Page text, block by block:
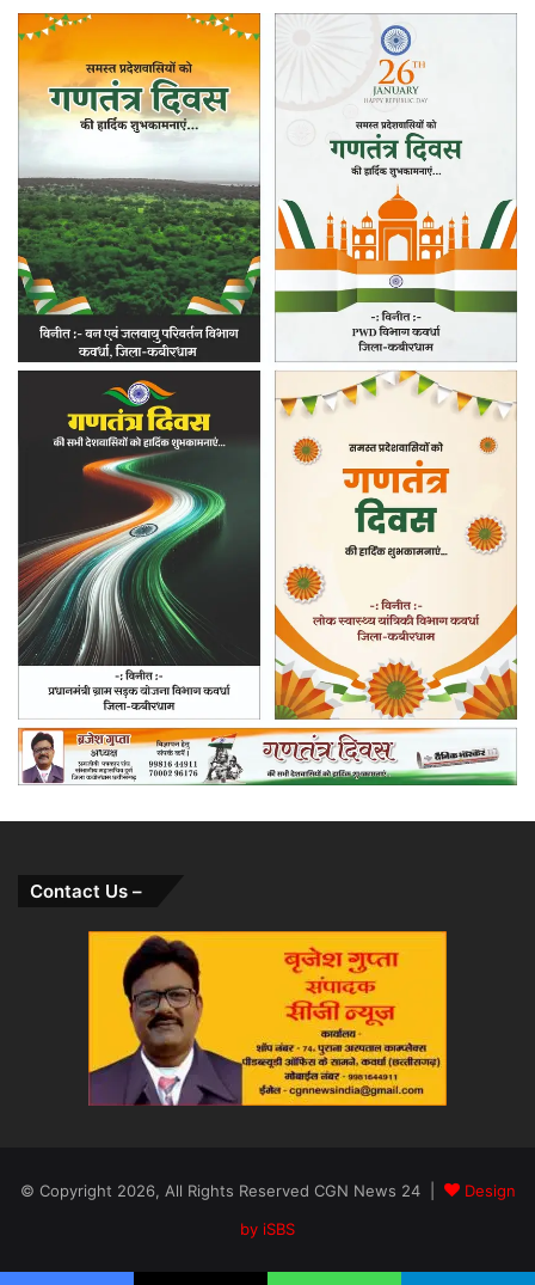
Contact Us –
© Copyright 2026, All Rights Reserved CGN News 24 |
Design
by iSBS